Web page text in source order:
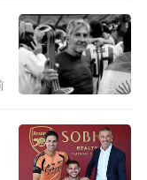
达了惊讶：“没
这样的铲球甚
裁判没有改判
场外的巴黎吸